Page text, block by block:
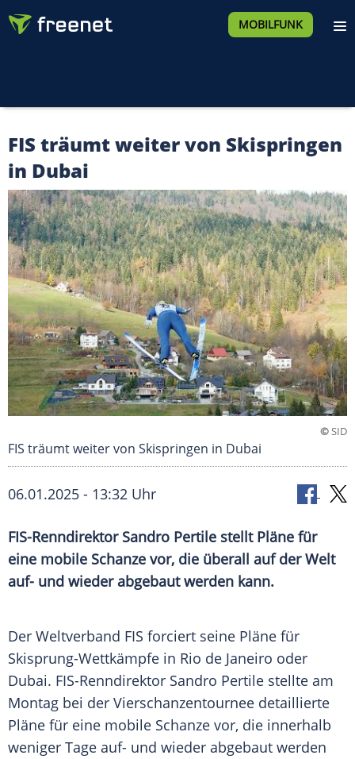
MOBILFUNK
FIS träumt weiter von Skispringen
in Dubai
©SID
FIS träumt weiter von Skispringen in Dubai
06.01.2025 - 13:32 Uhr
FIS-Renndirektor Sandro Pertile stellt Pläne für
eine mobile Schanze vor, die überall auf der Welt
auf- und wieder abgebaut werden kann.
Der Weltverband FIS forciert seine Pläne für
Skisprung-Wettkämpfe in Rio de Janeiro oder
Dubai. FIS-Renndirektor Sandro Pertile stellte am
Montag bei der Vierschanzentournee detaillierte
Pläne für eine mobile Schanze vor, die innerhalb
weniger Tage auf- und wieder abgebaut werden